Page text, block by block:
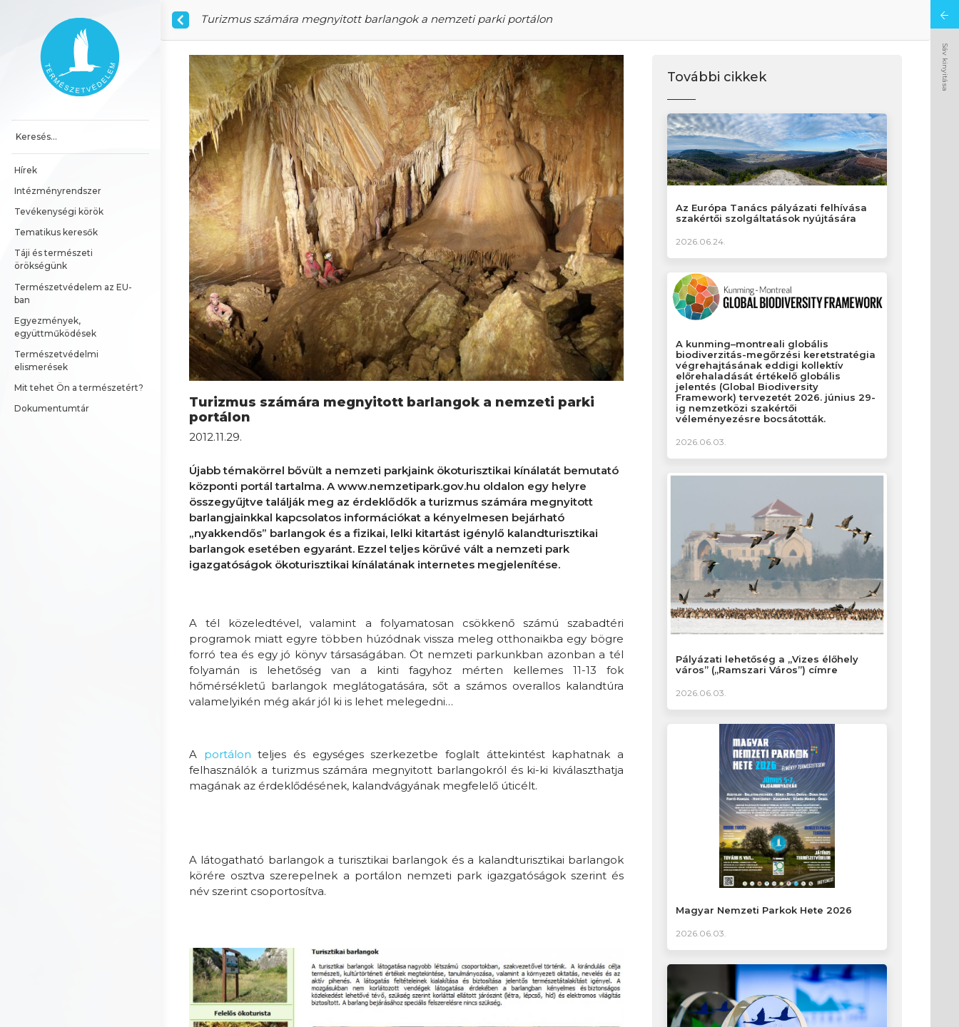
Főoldal
Hírek
Intézményrendszer
Tevékenységi körök
Tematikus keresők
Táji és természeti
örökségünk
Természetvédelem az EU-
ban
Egyezmények,
együttműködések
Természetvédelmi
elismerések
Mit tehet Ön a természetért?
Dokumentumtár
Turizmus számára megnyitott barlangok a nemzeti parki portálon
Turizmus számára megnyitott barlangok a nemzeti parki
portálon
2012.11.29.
Újabb témakörrel bővült a nemzeti parkjaink ökoturisztikai kínálatát bemutató
központi portál tartalma. A www.nemzetipark.gov.hu oldalon egy helyre
összegyűjtve találják meg az érdeklődők a turizmus számára megnyitott
barlangjainkkal kapcsolatos információkat a kényelmesen bejárható
„nyakkendős” barlangok és a fizikai, lelki kitartást igénylő kalandturisztikai
barlangok esetében egyaránt. Ezzel teljes körűvé vált a nemzeti park
igazgatóságok ökoturisztikai kínálatának internetes megjelenítése.
A tél közeledtével, valamint a folyamatosan csökkenő számú szabadtéri
programok miatt egyre többen húzódnak vissza meleg otthonaikba egy bögre
forró tea és egy jó könyv társaságában. Öt nemzeti parkunkban azonban a tél
folyamán is lehetőség van a kinti fagyhoz mérten kellemes 11-13 fok
hőmérsékletű barlangok meglátogatására, sőt a számos overallos kalandtúra
valamelyikén még akár jól ki is lehet melegedni…
A portálon teljes és egységes szerkezetbe foglalt áttekintést kaphatnak a
felhasználók a turizmus számára megnyitott barlangokról és ki-ki kiválaszthatja
magának az érdeklődésének, kalandvágyának megfelelő úticélt.
A látogatható barlangok a turisztikai barlangok és a kalandturisztikai barlangok
körére osztva szerepelnek a portálon nemzeti park igazgatóságok szerint és
név szerint csoportosítva.
További cikkek
Az Európa Tanács pályázati felhívása
szakértői szolgáltatások nyújtására
2026.06.24.
A kunming–montreali globális
biodiverzitás-megőrzési keretstratégia
végrehajtásának eddigi kollektív
előrehaladását értékelő globális
jelentés (Global Biodiversity
Framework) tervezetét 2026. június 29-
ig nemzetközi szakértői
véleményezésre bocsátották.
2026.06.03.
Pályázati lehetőség a „Vizes élőhely
város” („Ramszari Város”) címre
2026.06.03.
Magyar Nemzeti Parkok Hete 2026
2026.06.03.
Sáv kinyitása